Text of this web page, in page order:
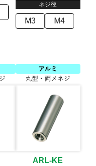
ネジ径
M3 M4
ARL-KE